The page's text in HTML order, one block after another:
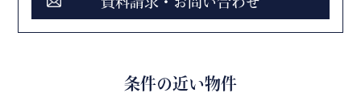
条件の近い物件